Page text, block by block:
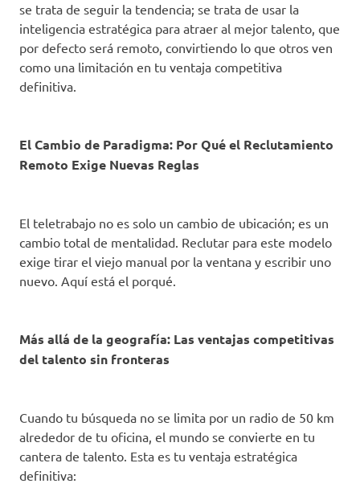
se trata de seguir la tendencia; se trata de usar la
inteligencia estratégica para atraer al mejor talento, que
por defecto será remoto, convirtiendo lo que otros ven
como una limitación en tu ventaja competitiva
definitiva.
El Cambio de Paradigma: Por Qué el Reclutamiento
Remoto Exige Nuevas Reglas
El teletrabajo no es solo un cambio de ubicación; es un
cambio total de mentalidad. Reclutar para este modelo
exige tirar el viejo manual por la ventana y escribir uno
nuevo. Aquí está el porqué.
Más allá de la geografía: Las ventajas competitivas
del talento sin fronteras
Cuando tu búsqueda no se limita por un radio de 50 km
alrededor de tu oficina, el mundo se convierte en tu
cantera de talento. Esta es tu ventaja estratégica
definitiva: